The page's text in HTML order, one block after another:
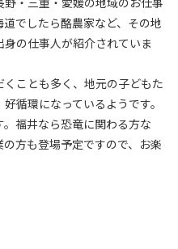
でしたら酪農家など、その地
の仕事人が紹介されていま
ことも多く、地元の子どもた
循環になっているようです。
福井なら恐竜に関わる方な
方も登場予定ですので、お楽